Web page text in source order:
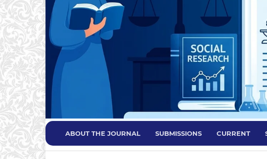
ABOUT THE JOURNAL SUBMISSIONS CURRENT